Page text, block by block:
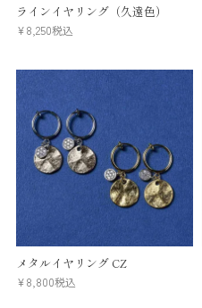
ラインイヤリング（久遠色）
¥8,250税込
メタルイヤリング CZ
¥8,800税込